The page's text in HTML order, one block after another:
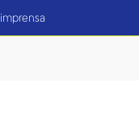
imprensa